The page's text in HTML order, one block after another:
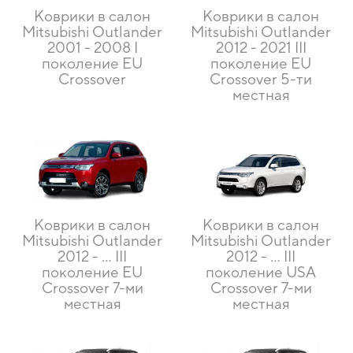
Коврики в салон
Mitsubishi Outlander
2001 - 2008 I
поколение EU
Crossover
Коврики в салон
Mitsubishi Outlander
2012 - 2021 III
поколение EU
Crossover 5-ти
местная
Коврики в салон
Mitsubishi Outlander
2012 - … III
поколение EU
Crossover 7-ми
местная
Коврики в салон
Mitsubishi Outlander
2012 - … III
поколение USA
Crossover 7-ми
местная